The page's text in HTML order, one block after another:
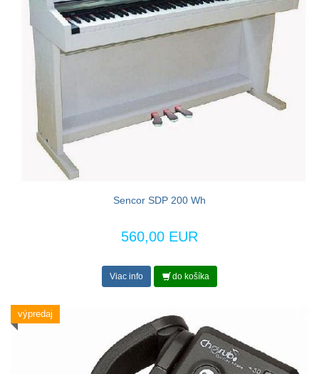
Sencor SDP 200 Wh
560,00 EUR
Viac info do košíka
výpredaj